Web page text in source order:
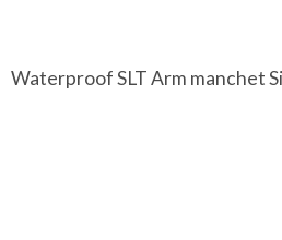
Waterproof SLT Arm manchet